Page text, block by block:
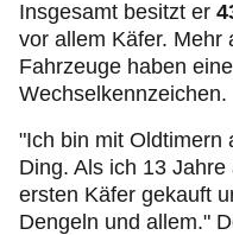
Insgesamt besitzt er
vor allem Käfer. Mehr
Fahrzeuge haben
Wechselkennzeichen.
"Ich bin mit Oldtimern
Ding. Als ich 13
ersten Käfer gekauft
Dengeln und allem."